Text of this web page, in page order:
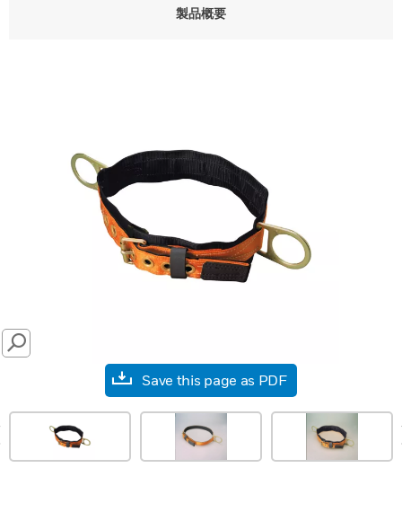
製品概要
SEARCH
Save this page as PDF